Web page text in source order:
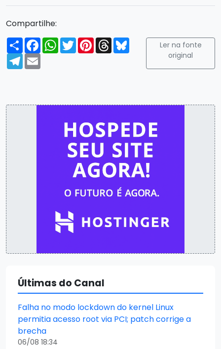
Compartilhe:
Compartilhar
FacebookWhatsApp
TwitterPinterest
ThreadsBluesky
Telegram
Email
Ler na fonte
original
Últimas do Canal
Falha no modo lockdown do kernel Linux
permitia acesso root via PCI; patch corrige a
brecha
06/08 18:34